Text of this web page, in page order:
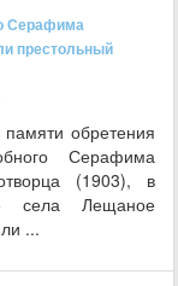
Серафима
престольный
обретения
Серафима
(1903), в
села Лещаное
...